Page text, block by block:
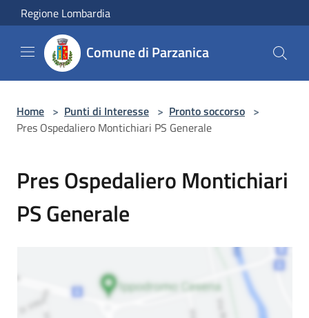
Salta al contenuto principale
Regione Lombardia
Comune di Parzanica
Home > Punti di Interesse > Pronto soccorso >
Pres Ospedaliero Montichiari PS Generale
Pres Ospedaliero Montichiari
PS Generale